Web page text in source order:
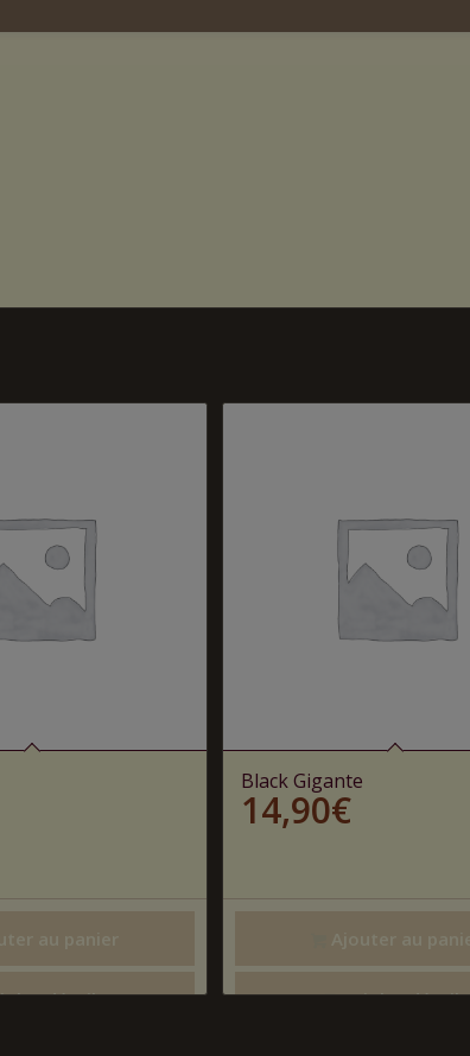
les détails
Black Gigante
14,90€
Voir les détails